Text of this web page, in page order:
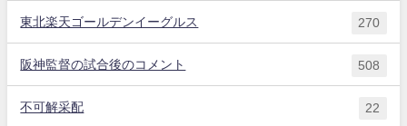
東北楽天ゴールデンイーグルス 270
阪神監督の試合後のコメント 508
不可解采配 22